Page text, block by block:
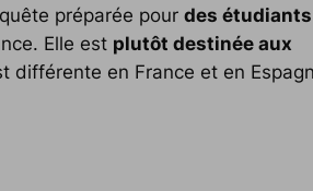
préparée pour des étudiants
Elle est plutôt destinée aux
en France et en